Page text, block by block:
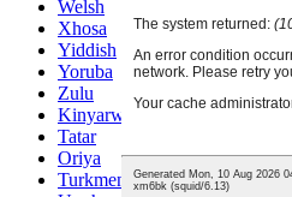
Welsh
Xhosa
Yiddish
Yoruba
Zulu
Kinyarwanda
Tatar
Oriya
Turkmen